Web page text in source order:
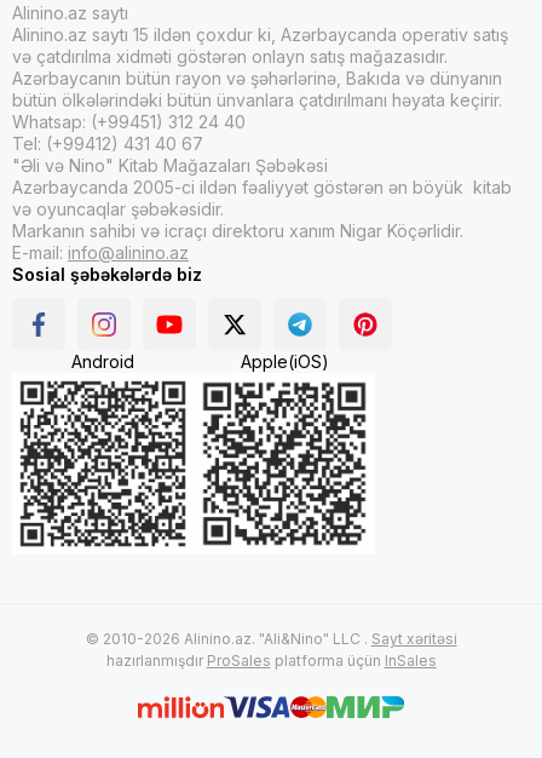
Alinino.az saytı
Alinino.az saytı 15 ildən çoxdur ki, Azərbaycanda operativ satış
və çatdırılma xidməti göstərən onlayn satış mağazasıdır.
Azərbaycanın bütün rayon və şəhərlərinə, Bakıda və dünyanın
bütün ölkələrindəki bütün ünvanlara çatdırılmanı həyata keçirir.
Whatsap: (+99451) 312 24 40
Tel: (+99412) 431 40 67
"Əli və Nino" Kitab Mağazaları Şəbəkəsi
Azərbaycanda 2005-ci ildən fəaliyyət göstərən ən böyük kitab
və oyuncaqlar şəbəkəsidir.
Markanın sahibi və icraçı direktoru xanım Nigar Köçərlidir.
E-mail: info@alinino.az
Sosial şəbəkələrdə biz
Android Apple(iOS)
© 2010-2026 Alinino.az. "Ali&Nino" LLC . Sayt xəritəsi
hazırlanmışdır ProSales platforma üçün InSales